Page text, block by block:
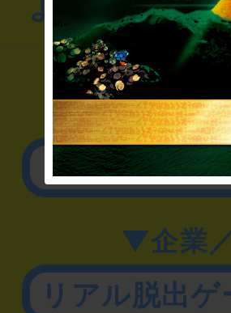
よくあるお問
▼一般
公演内容、
▼企業
リアル脱出